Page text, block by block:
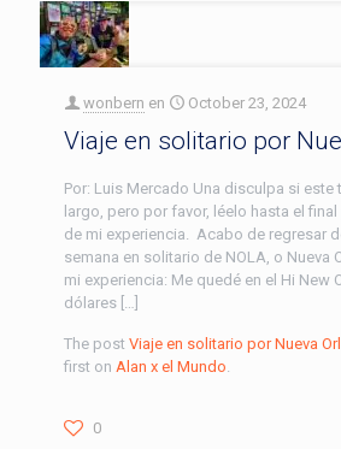
wonbern en October 23, 2024
Viaje en solitario por
Por: Luis Mercado Una disculpa si
largo, pero por favor, léelo hasta el
de mi experiencia. Acabo de regresar
semana en solitario de NOLA, o Nueva
mi experiencia: Me quedé en el Hi New
dólares […]
The post Viaje en solitario por Nueva
first on Alan x el Mundo
0